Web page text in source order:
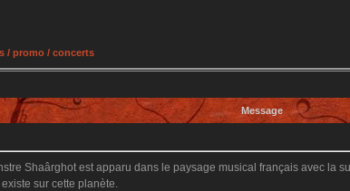
/ promo / concerts
Message
Shaârghot est apparu dans le paysage musical français avec la
sur cette planète.